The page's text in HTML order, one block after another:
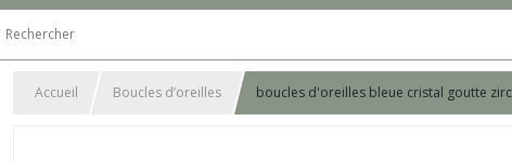
Accueil Boucles d’oreilles boucles d'oreilles bleue cristal goutte